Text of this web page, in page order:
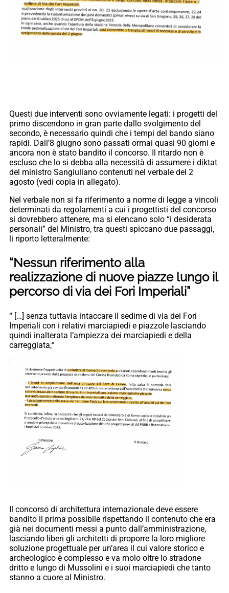
Questi due interventi sono ovviamente legati: i progetti del
primo discendono in gran parte dallo svolgimento del
secondo, è necessario quindi che i tempi del bando siano
rapidi. Dall’8 giugno sono passati ormai quasi 90 giorni e
ancora non è stato bandito il concorso. Il ritardo non è
escluso che lo si debba alla necessità di assumere i diktat
del ministro Sangiuliano contenuti nel verbale del 2
agosto (vedi copia in allegato).
Nel verbale non si fa riferimento a norme di legge a vincoli
determinati da regolamenti a cui i progettisti del concorso
si dovrebbero attenere, ma si elencano solo “i desiderata
personali” del Ministro, tra questi spiccano due passaggi,
li riporto letteralmente:
“Nessun riferimento alla
realizzazione di nuove piazze lungo il
percorso di via dei Fori Imperiali”
“ […] senza tuttavia intaccare il sedime di via dei Fori
Imperiali con i relativi marciapiedi e piazzole lasciando
quindi inalterata l’ampiezza dei marciapiedi e della
carreggiata;”
Il concorso di architettura internazionale deve essere
bandito il prima possibile rispettando il contenuto che era
già nei documenti messi a punto dall’amministrazione,
lasciando liberi gli architetti di proporre la loro migliore
soluzione progettuale per un’area il cui valore storico e
archeologico è complesso e va molo oltre lo stradone
dritto e lungo di Mussolini e i suoi marciapiedi che tanto
stanno a cuore al Ministro.